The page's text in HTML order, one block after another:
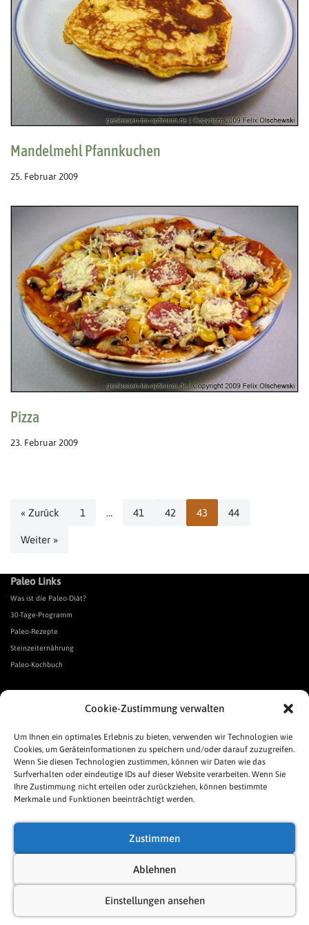
Cookie-Zustimmung verwalten
Um Ihnen ein optimales Erlebnis zu bieten, verwenden wir Technologien wie
Cookies, um Geräteinformationen zu speichern und/oder darauf zuzugreifen.
Wenn Sie diesen Technologien zustimmen, können wir Daten wie das
Surfverhalten oder eindeutige IDs auf dieser Website verarbeiten. Wenn Sie
Ihre Zustimmung nicht erteilen oder zurückziehen, können bestimmte
Merkmale und Funktionen beeinträchtigt werden.
Zustimmen
Ablehnen
Einstellungen ansehen
Mandelmehl Pfannkuchen
25. Februar 2009
Pizza
23. Februar 2009
« Zurück 1 … 41 42 43 44
Weiter »
Paleo Links
Was ist die Paleo-Diät?
30-Tage-Programm
Paleo-Rezepte
Steinzeiternährung
Paleo-Kochbuch
*Affiliate Link. Als Partner verschiedener Unternehmen verdiene ich an qualifizierten Verkäufen.
Urgeschmack-Empfehlungen
Urgeschmack-Shop
Häufige Fragen
Links
Allgemeine Geschäftsbedingungen
Datenschutzerklärung
Sitemap